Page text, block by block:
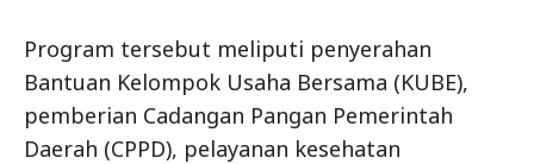
Program tersebut meliputi penyerahan
Bantuan Kelompok Usaha Bersama (KUBE),
pemberian Cadangan Pangan Pemerintah
Daerah (CPPD), pelayanan kesehatan